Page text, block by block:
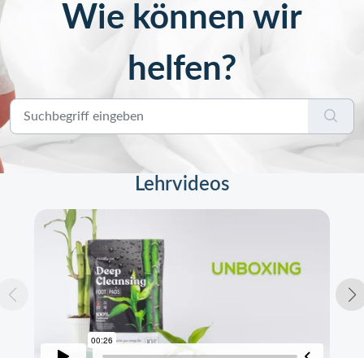
Wie können wir
helfen?
Lehrvideos